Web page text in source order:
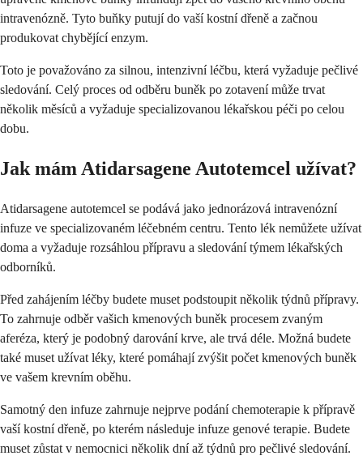
intravenózně. Tyto buňky putují do vaší kostní dřeně a začnou
produkovat chybějící enzym.
Toto je považováno za silnou, intenzivní léčbu, která vyžaduje pečlivé
sledování. Celý proces od odběru buněk po zotavení může trvat
několik měsíců a vyžaduje specializovanou lékařskou péči po celou
dobu.
Jak mám Atidarsagene Autotemcel užívat?
Atidarsagene autotemcel se podává jako jednorázová intravenózní
infuze ve specializovaném léčebném centru. Tento lék nemůžete užívat
doma a vyžaduje rozsáhlou přípravu a sledování týmem lékařských
odborníků.
Před zahájením léčby budete muset podstoupit několik týdnů přípravy.
To zahrnuje odběr vašich kmenových buněk procesem zvaným
aferéza, který je podobný darování krve, ale trvá déle. Možná budete
také muset užívat léky, které pomáhají zvýšit počet kmenových buněk
ve vašem krevním oběhu.
Samotný den infuze zahrnuje nejprve podání chemoterapie k přípravě
vaší kostní dřeně, po kterém následuje infuze genové terapie. Budete
muset zůstat v nemocnici několik dní až týdnů pro pečlivé sledování.